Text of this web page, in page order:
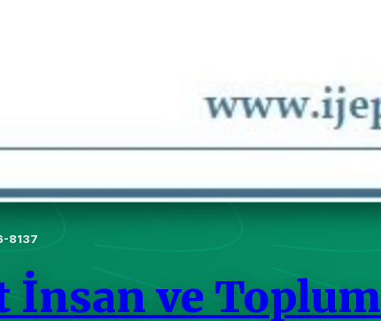
8137
İnsan ve Toplum